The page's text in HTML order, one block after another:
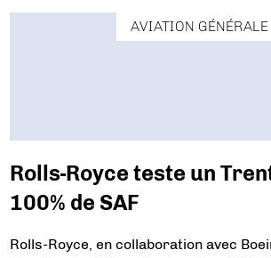
AVIATION GÉNÉRALE
Rolls-Royce teste un
100% de SAF
Rolls-Royce, en collaboration avec